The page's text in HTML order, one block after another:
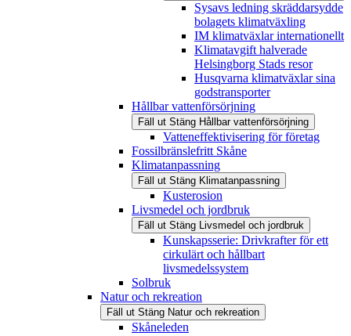
Sysavs ledning skräddarsydde
bolagets klimatväxling
IM klimatväxlar internationellt
Klimatavgift halverade
Helsingborg Stads resor
Husqvarna klimatväxlar sina
godstransporter
Hållbar vattenförsörjning
Fäll ut Stäng Hållbar vattenförsörjning
Vatteneffektivisering för företag
Fossilbränslefritt Skåne
Klimatanpassning
Fäll ut Stäng Klimatanpassning
Kusterosion
Livsmedel och jordbruk
Fäll ut Stäng Livsmedel och jordbruk
Kunskapsserie: Drivkrafter för ett
cirkulärt och hållbart
livsmedelssystem
Solbruk
Natur och rekreation
Fäll ut Stäng Natur och rekreation
Skåneleden